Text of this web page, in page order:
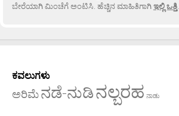
ಬೇರೆಯಾಗಿ ಮಿಂಚೆಗೆ ಅಂಟಿಸಿ. ಹೆಚ್ಚಿನ ಮಾಹಿತಿಗಾಗಿಇಲ್ಲಿ ಒತ್ತಿ.
ಕವಲುಗಳು
ಅರಿಮೆನಡೆ-ನುಡಿನಲ್ಬರಹ ನಾಡು